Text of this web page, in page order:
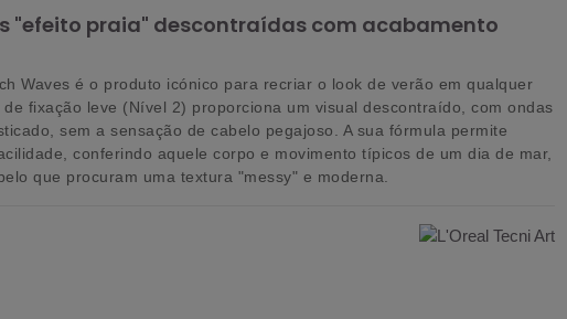
"efeito praia" descontraídas com acabamento
Waves é o produto icónico para recriar o look de verão em qualquer
de fixação leve (Nível 2) proporciona um visual descontraído, com ondas
sem a sensação de cabelo pegajoso. A sua fórmula permite
conferindo aquele corpo e movimento típicos de um dia de mar,
que procuram uma textura "messy" e moderna.